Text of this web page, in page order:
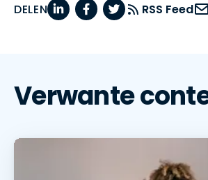
DELEN RSS Feed
Verwante